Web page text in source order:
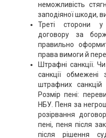
неможливість
заподіяної шкоди,
Треті сторони у
договору за
правильно
права вимоги й
Штрафні санкції.
санкції
штрафних санкцій
Розмір пені:
НБУ. Пеня за
розірвання
пені, пеня після
після рішення